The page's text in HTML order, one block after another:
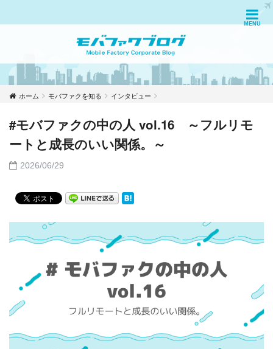
ホーム モバファクを知る インタビュー
#モバファクの中の人 vol.16 ～フルリモ
ートと成長のいい関係。～
2026/06/29